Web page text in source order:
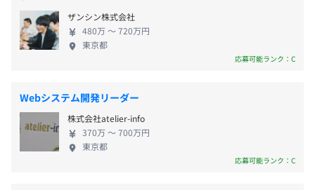
・スキルアップ手当：5,000円/月（使用例：本、電子書
籍、Udemyなどの動画コンテンツ、外部研修やセミナー
など）
・資格チャレンジ手当（資格受検料を合格時に支給）
《本社》
・都営メトロ日比谷線「神谷町駅」直結（徒歩8分）
・東京メトロ南北線「六本木一丁目駅」（徒歩8分）
・祝日
・有給休暇
・年末年始休暇
■交通費支給
■社員旅行（年1回）
ます！是非一緒にわくわく・のびのびとキャリアア
ップして参りましょう！
ザンシン株式会社
480万 〜 720万円
東京都
応募可能ランク：C
Webシステム開発リーダー
株式会社atelier-info
370万 〜 700万円
東京都
応募可能ランク：C